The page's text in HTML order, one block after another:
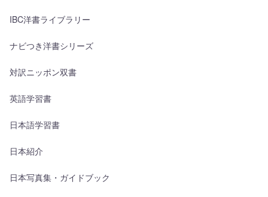
IBC洋書ライブラリー
ナビつき洋書シリーズ
対訳ニッポン双書
英語学習書
日本語学習書
日本紹介
日本写真集・ガイドブック